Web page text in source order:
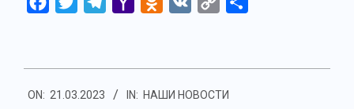
03-
ON: 21.03.2023 IN: НАШИ НОВОСТИ